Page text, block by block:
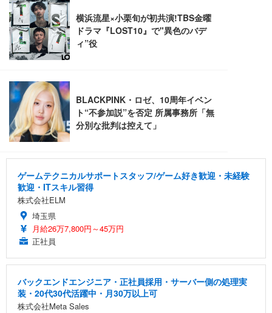
ス圧無段階昇降 360度回転 キャスター付き コンパク
ト 幅52×奥行58.5×高さ84～96cm テレワーク 在宅
勤務 ブラック
￥4,139
グモニター QD 24.5インチ 1ms FHD 量子ドット 残
像低減 (3年保証 | 輝点保証 | 日本メーカー)
￥34,980
ュラー 200枚入【Amazon.co.jp限定】
￥3,731
ゲームテクニカルサポートスタッフ/ゲーム好き歓迎・未経験
歓迎・ITスキル習得
株式会社ELM
埼玉県
月給26万7,800円～45万円
正社員
バックエンドエンジニア・正社員採用・サーバー側の処理実
装・20代30代活躍中・月30万以上可
株式会社Meta Sales